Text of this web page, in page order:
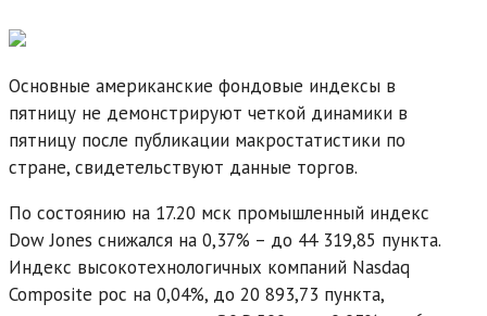
Основные американские фондовые индексы в
пятницу не демонстрируют четкой динамики в
пятницу после публикации макростатистики по
стране, свидетельствуют данные торгов.
По состоянию на 17.20 мск промышленный индекс
Dow Jones снижался на 0,37% – до 44 319,85 пункта.
Индекс высокотехнологичных компаний Nasdaq
Composite рос на 0,04%, до 20 893,73 пункта,